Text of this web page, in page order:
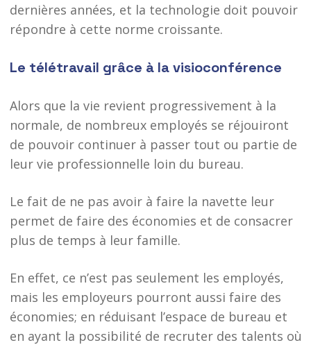
dernières années, et la technologie doit pouvoir
répondre à cette norme croissante.
Le télétravail grâce à la visioconférence
Alors que la vie revient progressivement à la
normale, de nombreux employés se réjouiront
de pouvoir continuer à passer tout ou partie de
leur vie professionnelle loin du bureau.
Le fait de ne pas avoir à faire la navette leur
permet de faire des économies et de consacrer
plus de temps à leur famille.
En effet, ce n’est pas seulement les employés,
mais les employeurs pourront aussi faire des
économies; en réduisant l’espace de bureau et
en ayant la possibilité de recruter des talents où